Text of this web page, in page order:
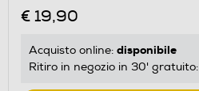
€ 19,90
Acquisto online: disponibile
Ritiro in negozio in 30' gratuito: